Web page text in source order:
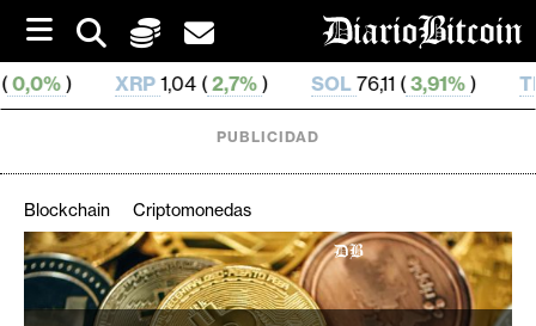
i
p
t
o
1,04 ( 2,7%) SOL76,11 ( 3,91%) TRX0,328 652
C
r
PUBLICIDAD
Blockchain Criptomonedas